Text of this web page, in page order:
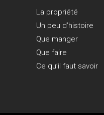
La propriété
Un peu d’histoire
Que manger
Que faire
Ce qu’il faut savoir